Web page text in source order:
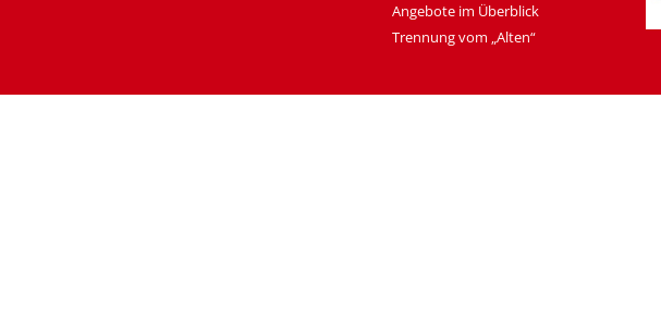
Angebote im Überblick
Trennung vom „Alten“